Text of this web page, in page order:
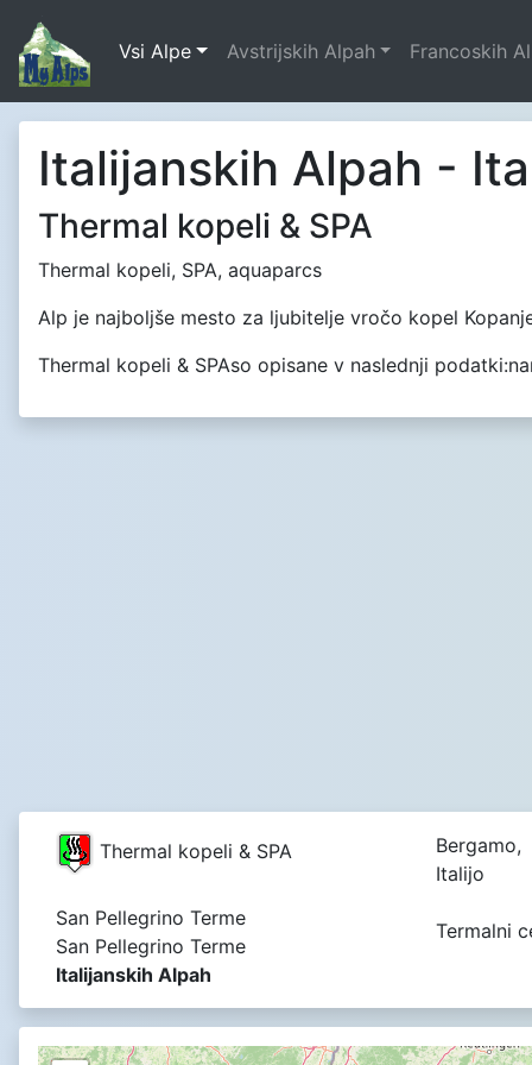
Vsi Alpe Avstrijskih Alpah Francoskih
Italijanskih Alpah -
Thermal kopeli & SPA
Thermal kopeli, SPA, aquaparcs
Alp je najboljše mesto za ljubitelje vročo kopel
Thermal kopeli & SPAso opisane v naslednji
Thermal kopeli & SPA
San Pellegrino Terme
San Pellegrino Terme
Italijanskih Alpah
Bergamo,
Italijo
Termalni